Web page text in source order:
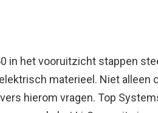
in het vooruitzicht stappen
materieel. Niet alleen
hierom vragen. Top